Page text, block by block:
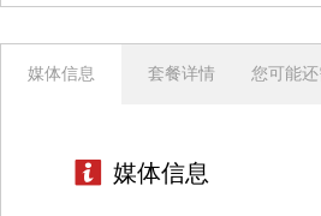
媒体信息 套餐详情 您可能
媒体信息